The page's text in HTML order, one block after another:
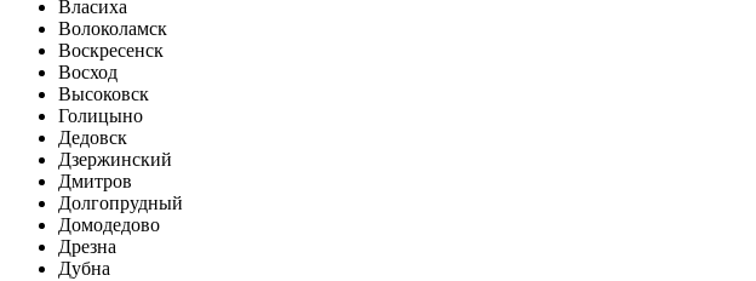
Власиха
Волоколамск
Воскресенск
Восход
Высоковск
Голицыно
Дедовск
Дзержинский
Дмитров
Долгопрудный
Домодедово
Дрезна
Дубна